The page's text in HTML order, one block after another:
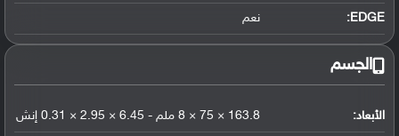
EDGE: نعم
الجسم
الأبعاد: 163.8 × 75 × 8 ملم - 6.45 × 2.95 × 0.31 إنش